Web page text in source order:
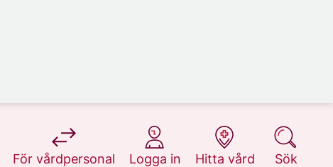
För vårdpersonal
på 1177.se
Logga in
på 1177.se
Hitta vård
på 1177.se
Sök
på 1177.se